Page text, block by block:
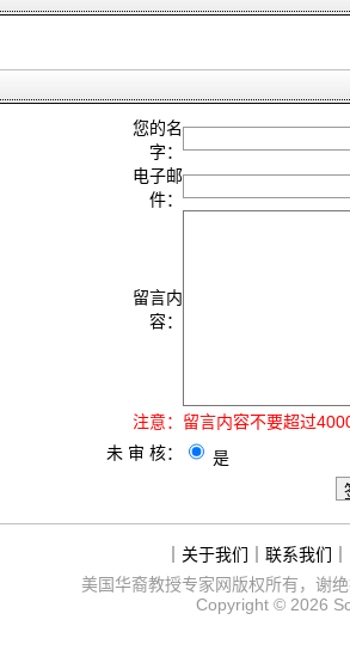
您的名
字：
电子邮
件：
留言内
容：
注意： 留言内容不要超过
未 审 核：
是
关于我们 联系我们
美国华裔教授专家网版权所有，谢
Copyright © 2026